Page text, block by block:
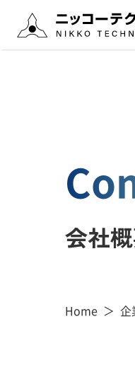
会社
Home 企